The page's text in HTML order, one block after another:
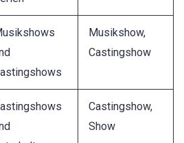
Musikshow,
Castingshow
Castingshow,
Show